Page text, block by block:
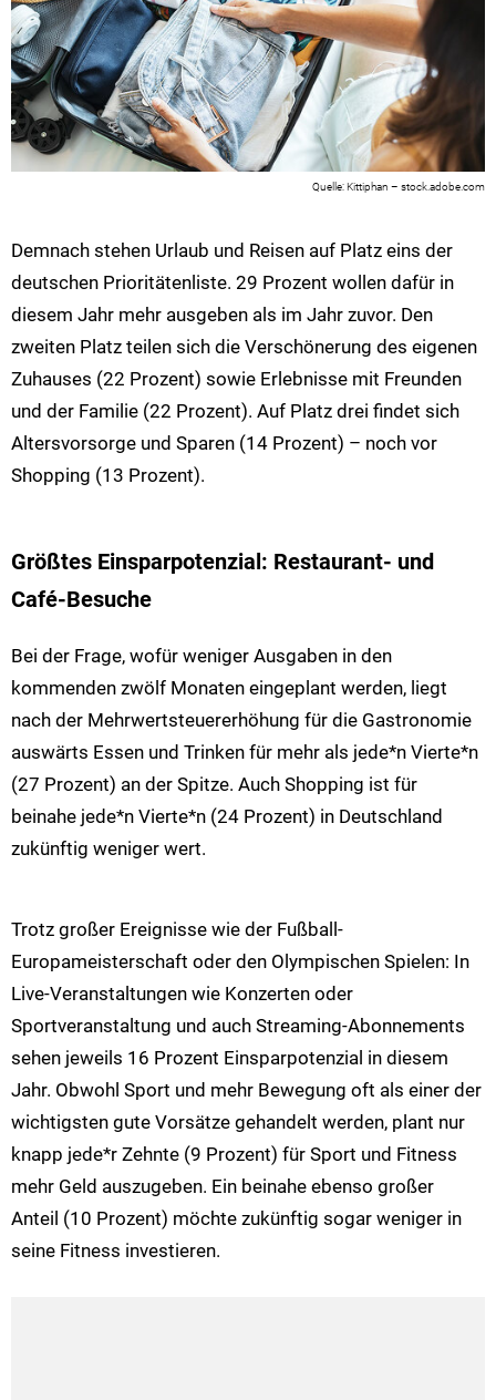
Kittiphan – stock.adobe.com
Demnach stehen Urlaub und Reisen auf Platz eins der
deutschen Prioritätenliste. 29 Prozent wollen dafür in
diesem Jahr mehr ausgeben als im Jahr zuvor. Den
zweiten Platz teilen sich die Verschönerung des eigenen
Zuhauses (22 Prozent) sowie Erlebnisse mit Freunden
und der Familie (22 Prozent). Auf Platz drei findet sich
Altersvorsorge und Sparen (14 Prozent) – noch vor
Shopping (13 Prozent).
Größtes Einsparpotenzial: Restaurant- und
Café-Besuche
Bei der Frage, wofür weniger Ausgaben in den
kommenden zwölf Monaten eingeplant werden, liegt
nach der Mehrwertsteuererhöhung für die Gastronomie
auswärts Essen und Trinken für mehr als jede*n Vierte*n
(27 Prozent) an der Spitze. Auch Shopping ist für
beinahe jede*n Vierte*n (24 Prozent) in Deutschland
zukünftig weniger wert.
Trotz großer Ereignisse wie der Fußball-
Europameisterschaft oder den Olympischen Spielen: In
Live-Veranstaltungen wie Konzerten oder
Sportveranstaltung und auch Streaming-Abonnements
sehen jeweils 16 Prozent Einsparpotenzial in diesem
Jahr. Obwohl Sport und mehr Bewegung oft als einer der
wichtigsten gute Vorsätze gehandelt werden, plant nur
knapp jede*r Zehnte (9 Prozent) für Sport und Fitness
mehr Geld auszugeben. Ein beinahe ebenso großer
Anteil (10 Prozent) möchte zukünftig sogar weniger in
seine Fitness investieren.